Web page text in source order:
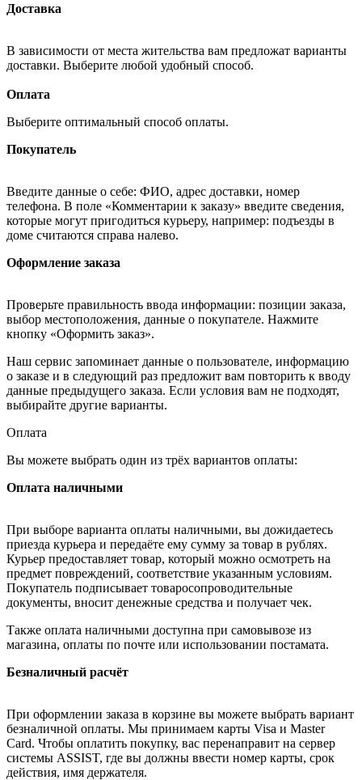
Доставка
В зависимости от места жительства вам предложат варианты
доставки. Выберите любой удобный способ.
Оплата
Выберите оптимальный способ оплаты.
Покупатель
Введите данные о себе: ФИО, адрес доставки, номер
телефона. В поле «Комментарии к заказу» введите сведения,
которые могут пригодиться курьеру, например: подъезды в
доме считаются справа налево.
Оформление заказа
Проверьте правильность ввода информации: позиции заказа,
выбор местоположения, данные о покупателе. Нажмите
кнопку «Оформить заказ».
Наш сервис запоминает данные о пользователе, информацию
о заказе и в следующий раз предложит вам повторить к вводу
данные предыдущего заказа. Если условия вам не подходят,
выбирайте другие варианты.
Оплата
Вы можете выбрать один из трёх вариантов оплаты:
Оплата наличными
При выборе варианта оплаты наличными, вы дожидаетесь
приезда курьера и передаёте ему сумму за товар в рублях.
Курьер предоставляет товар, который можно осмотреть на
предмет повреждений, соответствие указанным условиям.
Покупатель подписывает товаросопроводительные
документы, вносит денежные средства и получает чек.
Также оплата наличными доступна при самовывозе из
магазина, оплаты по почте или использовании постамата.
Безналичный расчёт
При оформлении заказа в корзине вы можете выбрать вариант
безналичной оплаты. Мы принимаем карты Visa и Master
Card. Чтобы оплатить покупку, вас перенаправит на сервер
системы ASSIST, где вы должны ввести номер карты, срок
действия, имя держателя.